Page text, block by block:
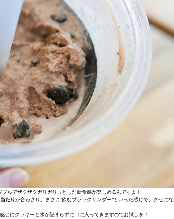
ルでザクザクガリガリっとした新食感が楽しめるんですよ！
たりが合わさり、まさに“飲むブラックサンダー”といった感じで、クセにな
じにクッキーと氷が詰まらずに口に入ってきますのでお試しを！